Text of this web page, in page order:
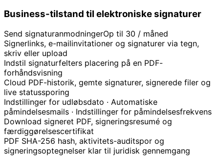
Business-tilstand til elektroniske signaturer
Send signaturanmodningerOp til 30 / måned
Signerlinks, e-mailinvitationer og signaturer via tegn,
skriv eller upload
Indstil signaturfelters placering på en PDF-
forhåndsvisning
Cloud PDF-historik, gemte signaturer, signerede filer og
live statussporing
Indstillinger for udløbsdato · Automatiske
påmindelsesmails · Indstillinger for påmindelsesfrekvens
Download signeret PDF, signeringsresumé og
færdiggørelsescertifikat
PDF SHA-256 hash, aktivitets-auditspor og
signeringsoptegnelser klar til juridisk gennemgang